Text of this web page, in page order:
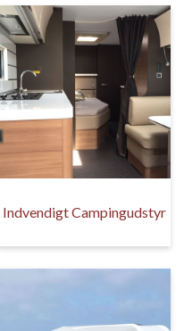
Indvendigt Campingudstyr